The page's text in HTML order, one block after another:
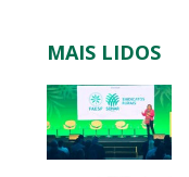
MAIS LIDOS